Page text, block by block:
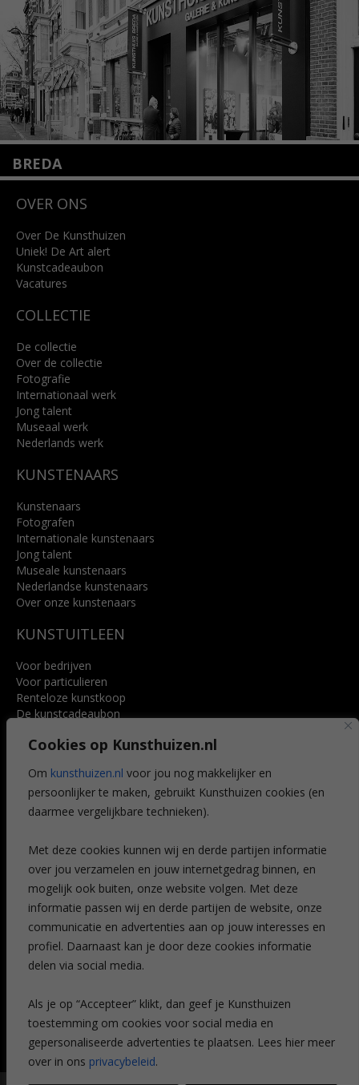
Cookies op Kunsthuizen.nl
Om kunsthuizen.nl voor jou nog makkelijker en
persoonlijker te maken, gebruikt Kunsthuizen cookies (en
daarmee vergelijkbare technieken).
Met deze cookies kunnen wij en derde partijen informatie
over jou verzamelen en jouw internetgedrag binnen, en
mogelijk ook buiten, onze website volgen. Met deze
informatie passen wij en derde partijen de website, onze
communicatie en advertenties aan op jouw interesses en
profiel. Daarnaast kan je door deze cookies informatie
delen via social media.
Als je op “Accepteer” klikt, dan geef je Kunsthuizen
toestemming om cookies voor social media en
gepersonaliseerde advertenties te plaatsen. Lees hier meer
over in ons privacybeleid.
Lees meer
BREDA
4818 SB Breda
info@kunsthuisbreda.nl
Lees meer
OVER ONS
Over De Kunsthuizen
Uniek! De Art alert
Kunstcadeaubon
Vacatures
COLLECTIE
De collectie
Over de collectie
Fotografie
Internationaal werk
Jong talent
Museaal werk
Nederlands werk
KUNSTENAARS
Kunstenaars
Fotografen
Internationale kunstenaars
Jong talent
Museale kunstenaars
Nederlandse kunstenaars
Over onze kunstenaars
KUNSTUITLEEN
Voor bedrijven
Voor particulieren
Renteloze kunstkoop
De kunstcadeaubon
Voordelen
Veelgestelde vragen
CONTACT
Leiden
Amsterdam
Breda
Favorieten
Mijn art alert
NIEUWSBRIEF